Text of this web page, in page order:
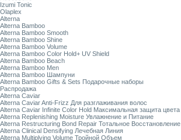
Izumi Tonic
Olaplex
Alterna
Alterna Bamboo
Alterna Bamboo Smooth
Alterna Bamboo Shine
Alterna Bamboo Volume
Alterna Bamboo Color Hold+ UV Shield
Alterna Bamboo Beach
Alterna Bamboo Men
Alterna Bamboo Шампуни
Alterna Bamboo Gifts & Sets Подарочные наборы
Распродажа
Alterna Caviar
Alterna Caviar Anti-Frizz Для разглаживания волос
Alterna Caviar Infinite Color Hold Максимальная защита цвета
Alterna Replenishing Moisture Увлажнение и Питание
Alterna Restructuring Bond Repair Тотальное Восстановление
Alterna Clinical Densifying Лечебная Линия
Alterna Multiplying Volume Тройной Объем